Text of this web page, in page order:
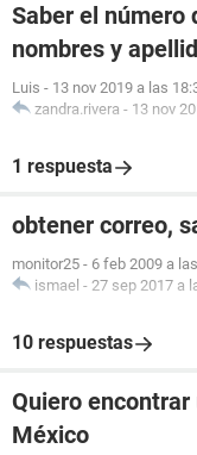
Saber el número
nombres y
Luis - 13 nov 2019 a las
zandra.rivera - 13 nov
1 respuesta
obtener correo,
monitor25 - 6 feb 2009 a
ismael - 27 sep 2017 a
10 respuestas
Quiero
México